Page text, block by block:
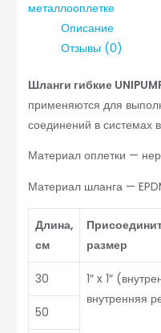
металлооплетке
Описание
Отзывы (0)
Шланги гибкие
применяются для
соединений в системах
Материал оплетки —
Материал шланга —
Длина,
см
размер
30
1″ x 1″
внутренняя
50